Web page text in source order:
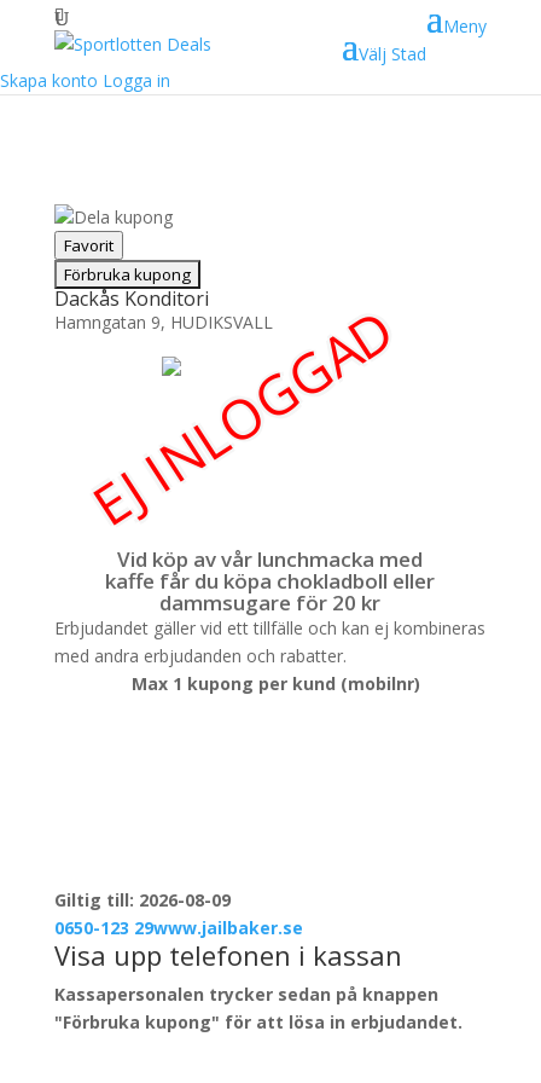
Meny
Välj Stad
Skapa konto Logga in
Dela kupong
Favorit
Dackås Konditori
Hamngatan 9, HUDIKSVALL
EJ INLOGGAD
Vid köp av vår lunchmacka med
kaffe får du köpa chokladboll eller
dammsugare för 20 kr
Erbjudandet gäller vid ett tillfälle och kan ej kombineras
med andra erbjudanden och rabatter.
Max 1 kupong per kund (mobilnr)
Giltig till: 2026-08-09
0650-123 29www.jailbaker.se
Visa upp telefonen i kassan
Kassapersonalen trycker sedan på knappen
"Förbruka kupong" för att lösa in erbjudandet.